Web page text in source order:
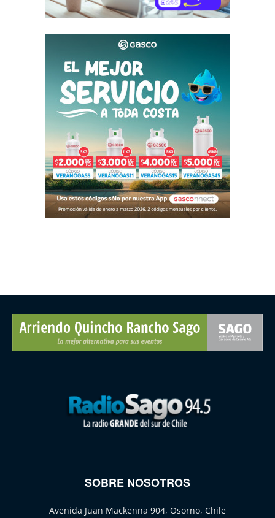
SOBRE NOSOTROS
Avenida Juan Mackenna 904, Osorno, Chile